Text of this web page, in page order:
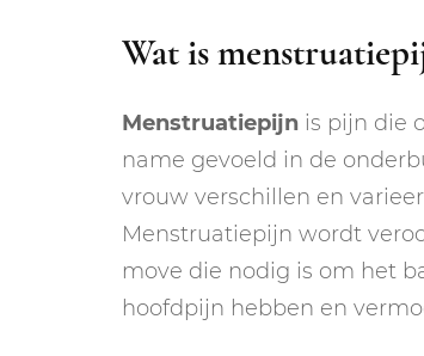
Wat is
Menstruatiepijn is pijn die
name gevoeld in de
vrouw verschillen en
Menstruatiepijn wordt
move die nodig is om het
hoofdpijn hebben en